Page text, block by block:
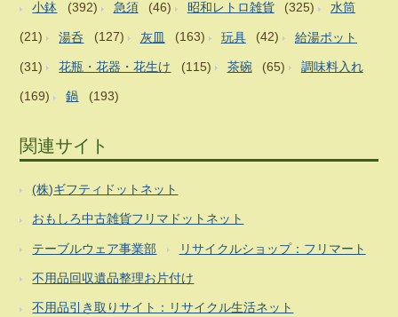
小鉢 (392) 急須 (46) 昭和レトロ雑貨 (325) 水筒
(21) 湯呑 (127) 灰皿 (163) 玩具 (42) 給湯ポット
(31) 花瓶・花器・花生け (115) 茶碗 (65) 調味料入れ
(169) 鍋 (193)
関連サイト
(株)ギフティドットネット
おもしろ中古雑貨フリマドットネット
テーブルウェア事業部 リサイクルショップ：フリマート
不用品回収遺品整理お片付け
不用品引き取りサイト：リサイクル生活ネット